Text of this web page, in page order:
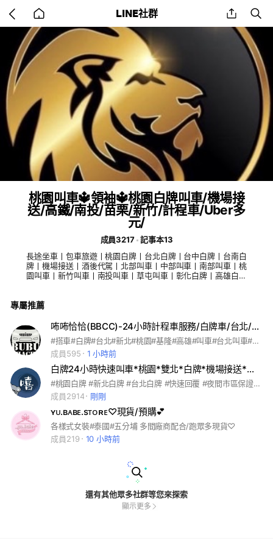
back
to
home
LINE社群 share
桃園叫車🔱領袖🔱桃園白牌叫車/機場接
送/高鐵/南投/苗栗/新竹/計程車/Uber多
元/
成員3217
記事本13
長途坐車丨包車旅遊丨桃園白牌丨台北白牌丨台中白牌丨台南白
牌丨機場接送丨酒後代駕丨北部叫車丨中部叫車丨南部叫車丨桃
園叫車丨新竹叫車丨南投叫車丨草屯叫車丨彰化白牌丨高雄白牌
專屬推薦
咘咘恰恰(BBCC)-24小時計程車服務/白牌車/台北/新北/桃園/基隆/高雄/預約搭乘
#搭車#白牌#台北#新北#桃園#基隆#高雄#叫車#台北叫車#新北叫車#桃園叫車#基隆叫車#高雄叫車#租車#買車
成員595
1 小時前
白牌24小時快速叫車*桃園*雙北*白牌*機場接送*包車*跨縣市旅遊*代駕*計程車*Uber
#桃園白牌 #新北白牌 #台北白牌 #快速回覆 #夜間市區保證5分鐘內給車號#平鎮白牌 #中壢白牌 #南崁白牌 #楊梅白牌 #龍潭白牌 #內壢白牌 #新莊白牌 #三重白牌 #蘆洲白牌 #大園白牌 #基隆白牌 #上學白牌 #機場白牌 #高鐵白牌 #快速白牌 #不用等白牌 #桃園叫車 #平鎮叫車 #中壢叫車 #啟英叫車 #育達叫車 #湖口叫車 #新竹叫車 #桃園到台北 #台北到桃園
成員2914
剛剛
ʏᴜ.ʙᴀʙᴇ.sᴛᴏʀᴇ♡現貨/預購💕
各樣式女裝#泰國#五分埔 多間廠商配合/跑眾多現貨♡
成員219
10 小時前
還有其他眾多社群等您來探索
顯示更多